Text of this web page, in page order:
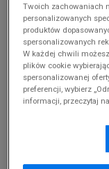
Z kortów
Podczas gdy
do gry w
mogłyby być
treningów
postanawia iść o
Twoich zachowaniach
personalizowanych
produktów
spersonalizowanych
W każdej chwili
plików cookie
spersonalizowanej
preferencji, wybierz
informacji, przeczytaj